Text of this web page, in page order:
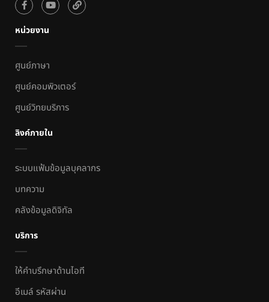
หน่วยงาน
ศูนย์ภาษา
ศูนย์คอมพิวเตอร์
ศูนย์วิทยบริการ
ลิงค์ภายใน
ระบบแฟ้มข้อมูลบุคลากร
บทความ
คลังข้อมูลดิจิทัล
บริการ
ให้คำบรึกษาด้านไอที
อีเมล์ รหัสผ่าน